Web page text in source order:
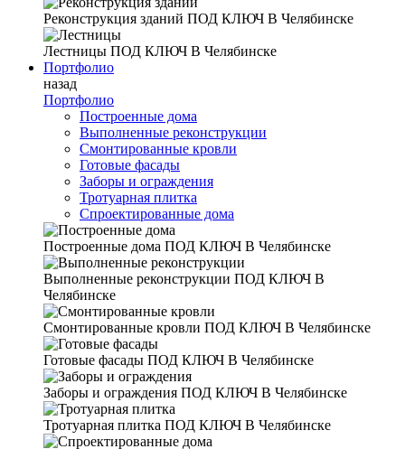
Реконструкция зданий ПОД КЛЮЧ В Челябинске
Лестницы ПОД КЛЮЧ В Челябинске
Портфолио
назад
Портфолио
Построенные дома
Выполненные реконструкции
Смонтированные кровли
Готовые фасады
Заборы и ограждения
Тротуарная плитка
Спроектированные дома
Построенные дома ПОД КЛЮЧ В Челябинске
Выполненные реконструкции ПОД КЛЮЧ В
Челябинске
Смонтированные кровли ПОД КЛЮЧ В Челябинске
Готовые фасады ПОД КЛЮЧ В Челябинске
Заборы и ограждения ПОД КЛЮЧ В Челябинске
Тротуарная плитка ПОД КЛЮЧ В Челябинске